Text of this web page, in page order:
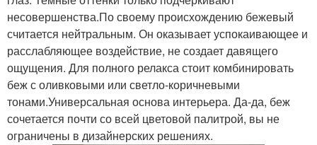
несовершенства.По своему происхождению бежевый
считается нейтральным. Он оказывает успокаивающее и
расслабляющее воздействие, не создает давящего
ощущения. Для полного релакса стоит комбинировать
беж с оливковыми или светло-коричневыми
тонами.Универсальная основа интерьера. Да-да, беж
сочетается почти со всей цветовой палитрой, вы не
ограничены в дизайнерских решениях.